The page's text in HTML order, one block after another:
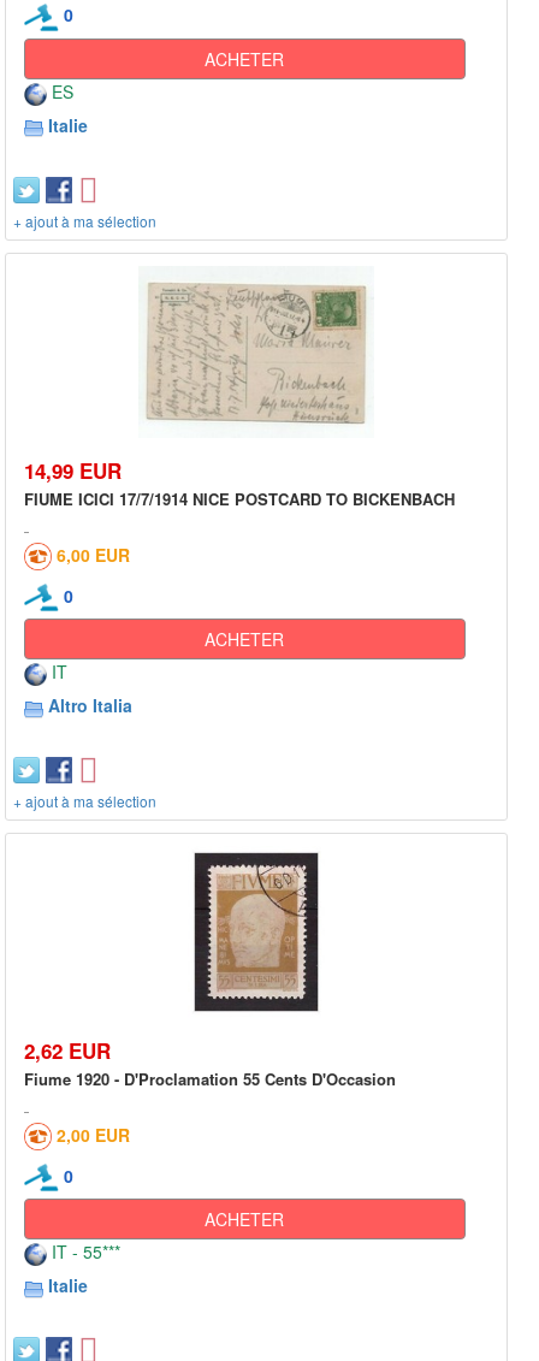
0
ACHETER
ES
Italie
+ ajout à ma sélection
14,99 EUR
FIUME ICICI 17/7/1914 NICE POSTCARD TO BICKENBACH
6,00 EUR
0
ACHETER
IT
Altro Italia
+ ajout à ma sélection
2,62 EUR
Fiume 1920 - D'Proclamation 55 Cents D'Occasion
2,00 EUR
0
ACHETER
IT - 55***
Italie